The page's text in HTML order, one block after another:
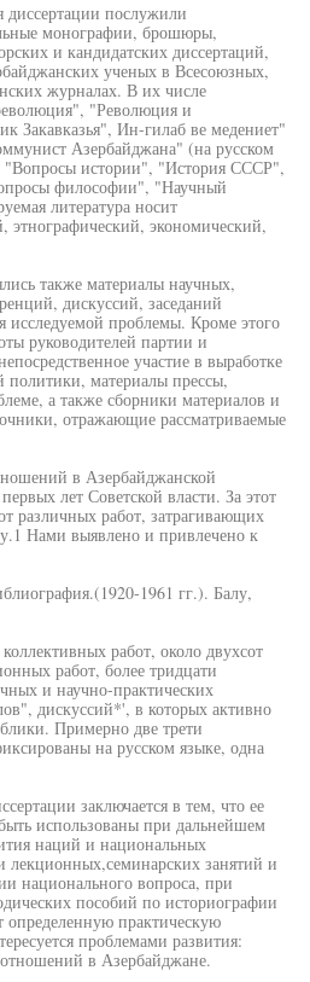
послужили
монографии, брошюры,
и кандидатских диссертаций,
ученых в Всесоюзных,
журналах. В их числе
"Революция и
Закавказья", Ин-гилаб ве медениет"
Азербайджана" (на русском
"Вопросы истории", "История СССР",
философии", "Научный
литература носит
этнографический, экономический,
также материалы научных,
дискуссий, заседаний
исследуемой проблемы. Кроме этого
руководителей партии и
участие в выработке
материалы прессы,
а также сборники материалов и
отражающие рассматриваемые
в Азербайджанской
лет Советской власти. За этот
различных работ, затрагивающих
Нами выявлено и привлечено к
1961 гг.). Балу,
работ, около двухсот
работ, более тридцати
и научно-практических
дискуссий*', в которых активно
Примерно две трети
на русском языке, одна
заключается в тем, что ее
использованы при дальнейшем
наций и национальных
занятий и
национального вопроса, при
пособий по историографии
определенную практическую
проблемами развития:
в Азербайджане.